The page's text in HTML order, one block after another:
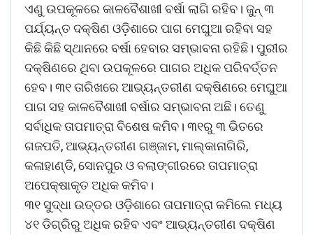
ଏଣୁ ଉପକୂଳରେ କାଳବୈଶାଖୀ ବର୍ଷା ଲାଗି ରହିବ। ଜୁନ୍‌ ୩
ପର୍ଯ୍ୟନ୍ତ ଦକ୍ଷିଣ ଓଡ଼ିଶାରେ ପାଗ ମେଘୁଆ ରହିବା ସହ
କିଛି କିଛି ସ୍ଥାନରେ ବର୍ଷା ହେବାର ସମ୍ଭାବନା ରହିଛି। ପୁରୀର
ଦକ୍ଷିଣରେ ଥିବା ଉପକୂଳରେ ପାଗର ଅଧିକ ପରିବର୍ତ୍ତନ
ହେବ। ୩୧ ତାରିଖରେ ଆଭ୍ୟନ୍ତରୀଣ ଦକ୍ଷିଣରେ ମେଘୁଆ
ପାଗ ସହ କାଳବୈଶାଖୀ ବର୍ଷାର ସମ୍ଭାବନା ଅଛି। ତେଣୁ
ସର୍ବାଧିକ ତାପମାତ୍ରା ବିଶେଷ କମିବ। ୩୧ରୁ ୩ ଭିତରେ
ଗଜପତି, ଆଭ୍ୟନ୍ତରୀଣ ଗଞ୍ଜାମ, ମାଲ୍‌କାନାଗିରି,
କଳାହାଣ୍ଡି, ସୋନପୁର ଓ ବଲାଙ୍ଗୀରରେ ତାପମାତ୍ରା
ଅପେକ୍ଷାକୃତ ଅଧିକ କମିବ।
୩୧ ସୁଦ୍ଧା ଉତ୍ତର ଓଡ଼ିଶାରେ ତାପମାତ୍ରା କମିଲେ ମଧ୍ୟ
୪୧ ଡିଗ୍ରିରୁ ଅଧିକ ରହିବ ଏବଂ ଆଭ୍ୟନ୍ତରୀଣ ଦକ୍ଷିଣ